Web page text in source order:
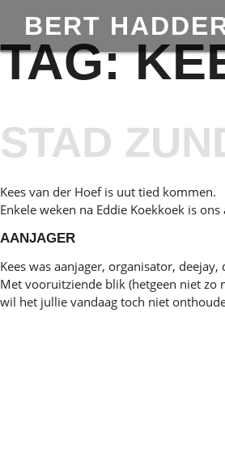
BERT
TAG:
STAD
Kees van der Hoef is uut tied kommen.
Enkele weken na Eddie Koekkoek is
AANJAGER
Kees was aanjager, organisator, deejay,
Met vooruitziende blik (hetgeen niet zo
wil het jullie vandaag toch niet